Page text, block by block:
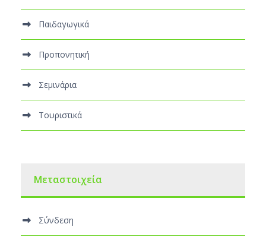
Παιδαγωγικά
Προπονητική
Σεμινάρια
Τουριστικά
Μεταστοιχεία
Σύνδεση